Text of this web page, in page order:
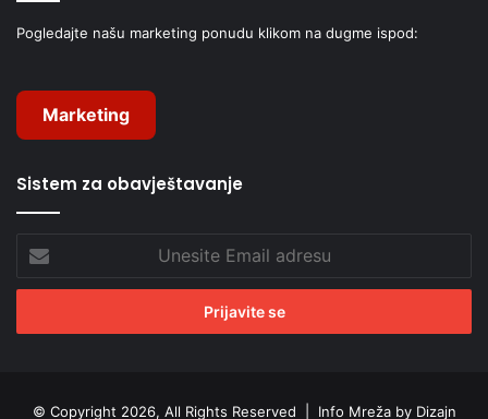
Pogledajte našu marketing ponudu klikom na dugme ispod:
Marketing
Sistem za obavještavanje
Email
adresu
© Copyright 2026, All Rights Reserved | Info Mreža by Dizajn